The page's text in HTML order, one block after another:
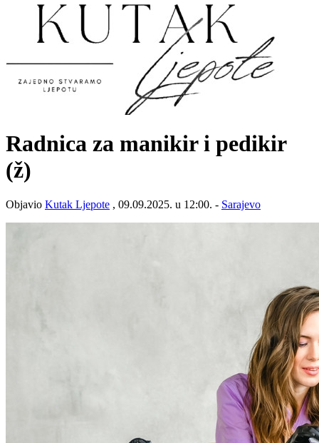
Radnica za manikir i pedikir
(ž)
Objavio Kutak Ljepote , 09.09.2025. u 12:00. - Sarajevo